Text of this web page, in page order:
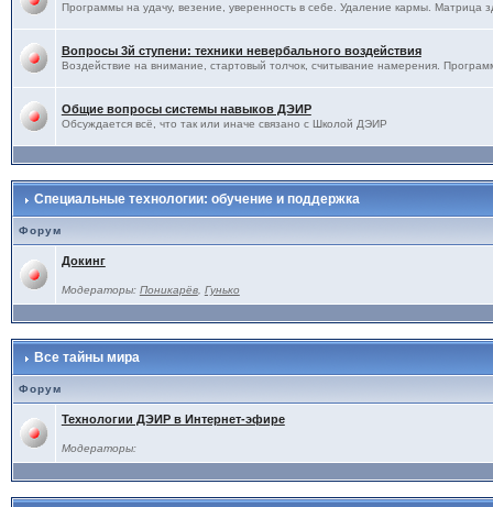
Программы на удачу, везение, уверенность в себе. Удаление кармы. Матрица
Вопросы 3й ступени: техники невербального воздействия
Воздействие на внимание, стартовый толчок, считывание намерения.
Общие вопросы системы навыков ДЭИР
Обсуждается всё, что так или иначе связано с Школой ДЭИР
Специальные технологии: обучение и поддержка
Форум
Докинг
Модераторы: Поникарёв, Гунько
Все тайны мира
Форум
Технологии ДЭИР в Интернет-эфире
Модераторы: